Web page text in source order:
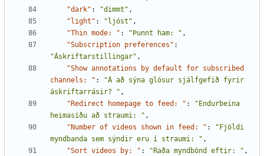
"dark" : "dimmt" ,
"light" : "ljóst" ,
"Thin mode: " : "Þunnt ham: " ,
"Subscription preferences" :
"Áskriftarstillingar" ,
"Show annotations by default for subscribed
channels: " :
"Á að sýna glósur sjálfgefið fyrir
áskriftarrásir? " ,
"Redirect homepage to feed: " :
"Endurbeina
heimasíðu að straumi: " ,
"Number of videos shown in feed: " :
"Fjöldi
myndbanda sem sýndir eru í straumi: " ,
"Sort videos by: " : "Raða myndbönd eftir: " ,